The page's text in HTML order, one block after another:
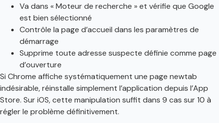
Va dans « Moteur de recherche » et vérifie que Google
est bien sélectionné
Contrôle la page d’accueil dans les paramètres de
démarrage
Supprime toute adresse suspecte définie comme page
d’ouverture
Si Chrome affiche systématiquement une page newtab
indésirable, réinstalle simplement l’application depuis l’App
Store. Sur iOS, cette manipulation suffit dans 9 cas sur 10 à
régler le problème définitivement.